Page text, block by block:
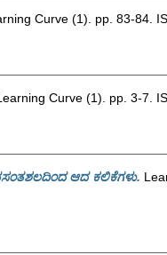
Curve (1). pp. 83-84.
Curve (1). pp. 3-7.
ಆದ ಕಲಿಕೆಗಳು.